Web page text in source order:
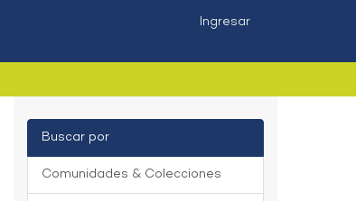
Ingresar
Buscar por
Comunidades & Colecciones